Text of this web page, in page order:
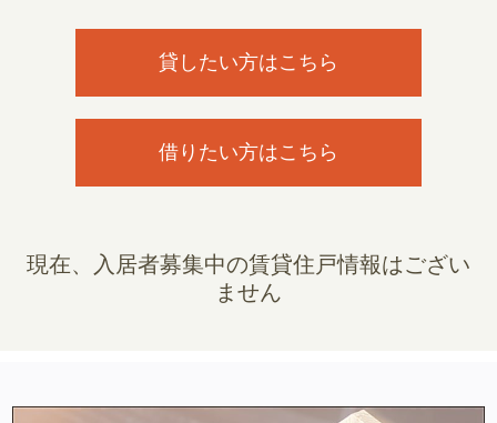
貸したい方はこちら
借りたい方はこちら
現在、入居者募集中の賃貸住戸情報はござい
ません